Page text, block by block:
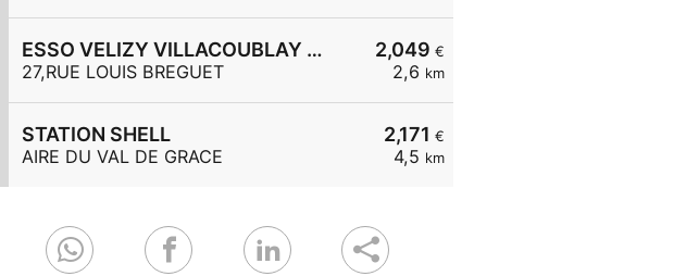
2,049 €
2,6 km
ESSO VELIZY VILLACOUBLAY BREGUET
27,RUE LOUIS BREGUET
2,171 €
4,5 km
STATION SHELL
AIRE DU VAL DE GRACE